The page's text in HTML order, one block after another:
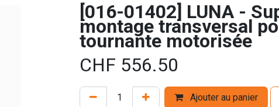
[016-01402] LUNA -
montage transversal
tournante motorisée
CHF 556.50
Ajouter au panier